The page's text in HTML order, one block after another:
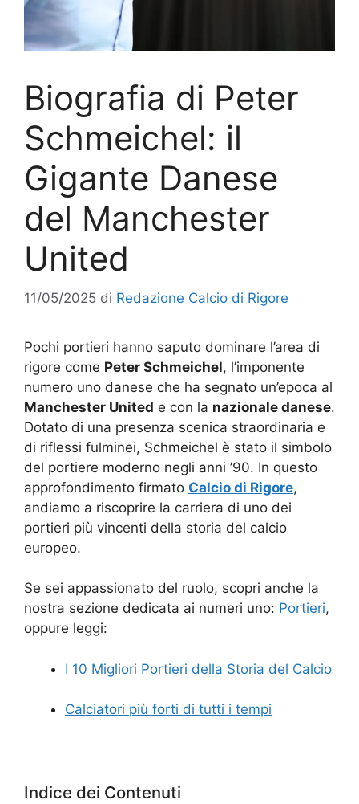
Biografia di Peter
Schmeichel: il
Gigante Danese
del Manchester
United
11/05/2025 di Redazione Calcio di Rigore
Pochi portieri hanno saputo dominare l’area di
rigore come Peter Schmeichel, l’imponente
numero uno danese che ha segnato un’epoca al
Manchester United e con la nazionale danese.
Dotato di una presenza scenica straordinaria e
di riflessi fulminei, Schmeichel è stato il simbolo
del portiere moderno negli anni ’90. In questo
approfondimento firmato Calcio di Rigore,
andiamo a riscoprire la carriera di uno dei
portieri più vincenti della storia del calcio
europeo.
Se sei appassionato del ruolo, scopri anche la
nostra sezione dedicata ai numeri uno: Portieri,
oppure leggi:
I 10 Migliori Portieri della Storia del Calcio
Calciatori più forti di tutti i tempi
Indice dei Contenuti